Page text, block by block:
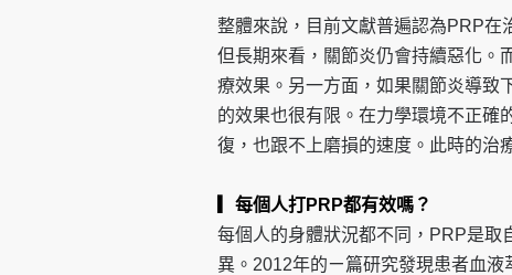
整體來說，目前文獻普遍認為PRP在
但長期來看，關節炎仍會持續惡化。
療效果。另一方面，如果關節炎導致
的效果也很有限。在力學環境不正確
復，也跟不上磨損的速度。此時的治
▎每個人打PRP都有效嗎？
每個人的身體狀況都不同，PRP是取
異。2012年的ㄧ篇研究發現患者血液